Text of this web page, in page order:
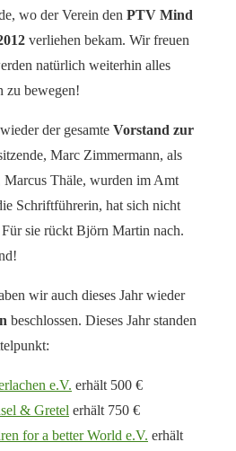
wo der Verein den PTV Mind
verliehen bekam. Wir freuen
natürlich weiterhin alles
zu bewegen!
der gesamte Vorstand zur
Marc Zimmermann, als
Marcus Thäle, wurden im Amt
Schriftführerin, hat sich nicht
sie rückt Björn Martin nach.
wir auch dieses Jahr wieder
beschlossen. Dieses Jahr standen
e.V. erhält 500 €
& Gretel erhält 750 €
for a better World e.V. erhält